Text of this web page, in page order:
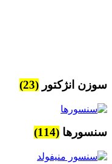
سوزن انژکتور (23)
سنسورها (114)